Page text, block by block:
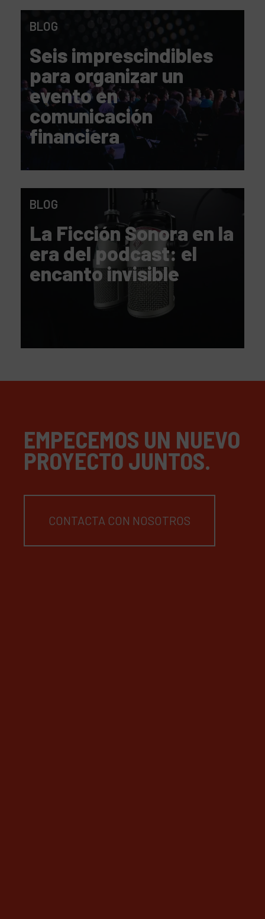
BLOG
Seis imprescindibles
para organizar un
evento en
comunicación
financiera
BLOG
La Ficción Sonora en la
era del podcast: el
encanto invisible
EMPECEMOS UN NUEVO
PROYECTO JUNTOS.
CONTACTA CON NOSOTROS